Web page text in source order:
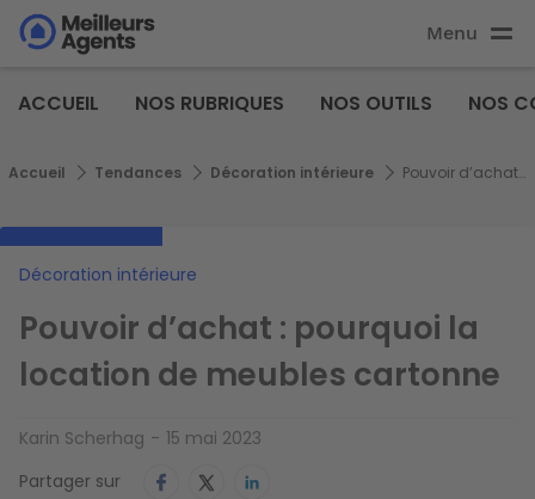
Aller
au
principal
Aller au
principal
Menu
Agents
ACCUEIL NOS RUBRIQUES NOS OUTILS NOS
Fil d'Ariane
Accueil Tendances Décoration intérieure Pouvoir d’achat : pourquoi la location de meubles cartonne
Décoration intérieure
Pouvoir d’achat : pourquoi la
location de meubles cartonne
Karin Scherhag
15 mai 2023
Partager sur